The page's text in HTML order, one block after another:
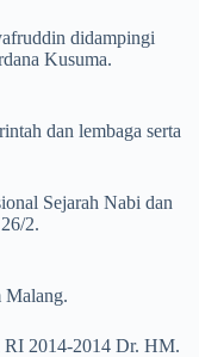
didampingi
Kusuma.
dan lembaga serta
Sejarah Nabi dan
2.
Malang.
RI 2014-2014 Dr. HM.